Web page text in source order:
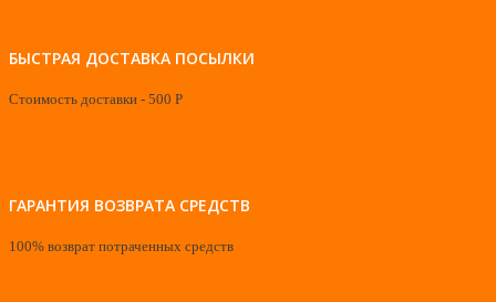
БЫСТРАЯ ДОСТАВКА ПОСЫЛКИ
Стоимость доставки - 500 Р
ГАРАНТИЯ ВОЗВРАТА СРЕДСТВ
100% возврат потраченных средств